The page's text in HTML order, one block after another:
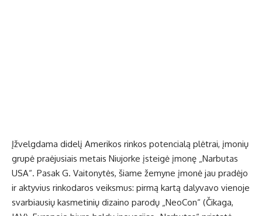
Įžvelgdama didelį Amerikos rinkos potencialą plėtrai, įmonių
grupė praėjusiais metais Niujorke įsteigė įmonę „Narbutas
USA“. Pasak G. Vaitonytės, šiame žemyne įmonė jau pradėjo
ir aktyvius rinkodaros veiksmus: pirmą kartą dalyvavo vienoje
svarbiausių kasmetinių dizaino parodų „NeoCon“ (Čikaga,